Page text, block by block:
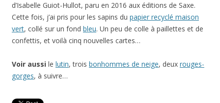
d’Isabelle Guiot-Hullot, paru en 2016 aux éditions de Saxe.
Cette fois, j’ai pris pour les sapins du papier recyclé maison
vert, collé sur un fond bleu. Un peu de colle à paillettes et de
confettis, et voilà cinq nouvelles cartes…
Voir aussi le lutin, trois bonhommes de neige, deux rouges-
gorges, à suivre…